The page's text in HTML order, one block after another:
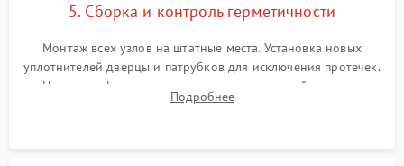
5. Сборка и контроль герметичности
Монтаж всех узлов на штатные места. Установка новых
уплотнителей дверцы и патрубков для исключения протечек.
Надежная фиксация хомутов гидравлической системы,
сборка корпуса и установка датчика поплавка.
Подробнее